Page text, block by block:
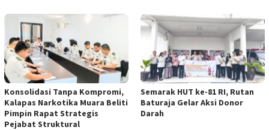
Konsolidasi Tanpa Kompromi,
Kalapas Narkotika Muara Beliti
Pimpin Rapat Strategis
Pejabat Struktural
Semarak HUT ke-81 RI, Rutan
Baturaja Gelar Aksi Donor
Darah